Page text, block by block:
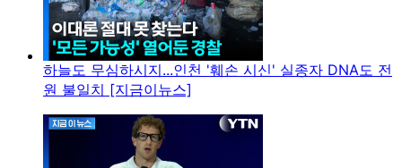
하늘도 무심하시지...인천 '훼손 시신' 실종자 DNA도 전
원 불일치 [지금이뉴스]